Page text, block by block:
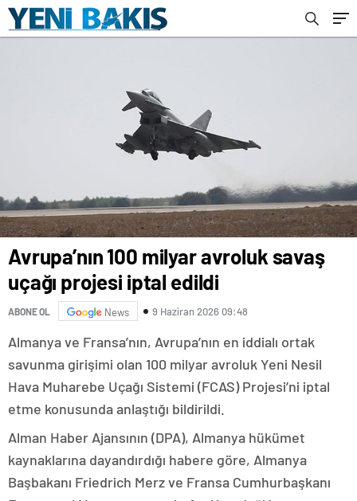
Avrupa’nın 100 milyar avroluk savaş
uçağı projesi iptal edildi
ABONE OL News 9 Haziran 2026 09:48
Almanya ve Fransa’nın, Avrupa’nın en iddialı ortak
savunma girişimi olan 100 milyar avroluk Yeni Nesil
Hava Muharebe Uçağı Sistemi (FCAS) Projesi’ni iptal
etme konusunda anlaştığı bildirildi.
Alman Haber Ajansının (DPA), Almanya hükümet
kaynaklarına dayandırdığı habere göre, Almanya
Başbakanı Friedrich Merz ve Fransa Cumhurbaşkanı